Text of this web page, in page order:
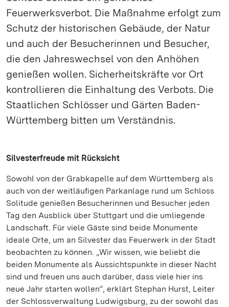
Feuerwerksverbot. Die Maßnahme erfolgt zum
Schutz der historischen Gebäude, der Natur
und auch der Besucherinnen und Besucher,
die den Jahreswechsel von den Anhöhen
genießen wollen. Sicherheitskräfte vor Ort
kontrollieren die Einhaltung des Verbots. Die
Staatlichen Schlösser und Gärten Baden-
Württemberg bitten um Verständnis.
Silvesterfreude mit Rücksicht
Sowohl von der Grabkapelle auf dem Württemberg als
auch von der weitläufigen Parkanlage rund um Schloss
Solitude genießen Besucherinnen und Besucher jeden
Tag den Ausblick über Stuttgart und die umliegende
Landschaft. Für viele Gäste sind beide Monumente
ideale Orte, um an Silvester das Feuerwerk in der Stadt
beobachten zu können. „Wir wissen, wie beliebt die
beiden Monumente als Aussichtspunkte in dieser Nacht
sind und freuen uns auch darüber, dass viele hier ins
neue Jahr starten wollen“, erklärt Stephan Hurst, Leiter
der Schlossverwaltung Ludwigsburg, zu der sowohl das